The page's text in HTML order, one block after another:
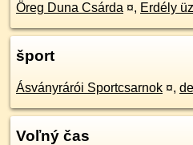
Öreg Duna Csárda ¤, Erdély
šport
Ásványrárói Sportcsarnok ¤,
Voľný čas